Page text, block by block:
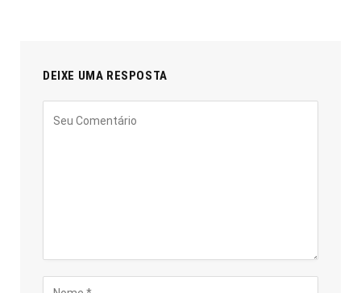
DEIXE UMA RESPOSTA